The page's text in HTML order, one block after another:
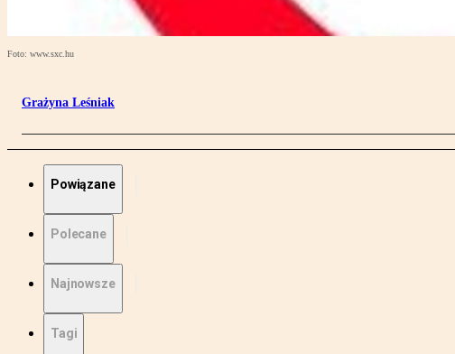
Foto: www.sxc.hu
Grażyna Leśniak
Powiązane
Polecane
Najnowsze
Tagi